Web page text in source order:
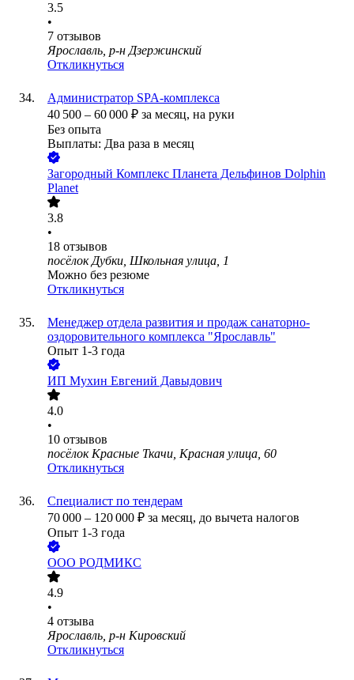
3.5
•
7 отзывов
Ярославль, р-н Дзержинский
Откликнуться
Администратор SPA-комплекса
40 500 – 60 000 ₽ за месяц, на руки
Без опыта
Выплаты: Два раза в месяц
Загородный Комплекс Планета Дельфинов Dolphin
Planet
3.8
•
18 отзывов
посёлок Дубки, Школьная улица, 1
Можно без резюме
Откликнуться
Менеджер отдела развития и продаж санаторно-
оздоровительного комплекса "Ярославль"
Опыт 1-3 года
ИП Мухин Евгений Давыдович
4.0
•
10 отзывов
посёлок Красные Ткачи, Красная улица, 60
Откликнуться
Специалист по тендерам
70 000 – 120 000 ₽ за месяц, до вычета налогов
Опыт 1-3 года
ООО РОДМИКС
4.9
•
4 отзыва
Ярославль, р-н Кировский
Откликнуться